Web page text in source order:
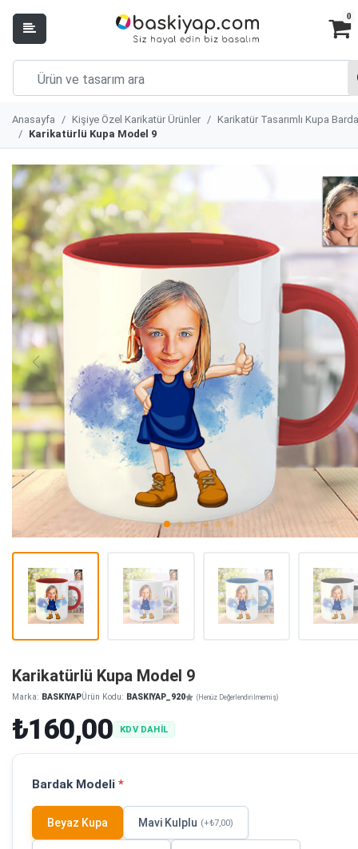
0
Anasayfa Kişiye Özel Karikatür Ürünler
Karikatür Tasarımlı Kupa
Karikatürlü Kupa Model 9
Karikatürlü Kupa Model 9
Marka: BASKIYAPÜrün Kodu: BASKIYAP_920 (Henüz Değerlendirilmemiş)
₺160,00 KDV DAHİL
Bardak Modeli *
Beyaz Kupa Mavi Kulplu (+₺7,00)